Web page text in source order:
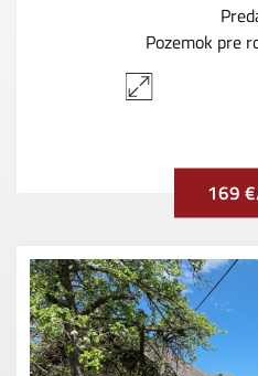
Pozemok pre
169